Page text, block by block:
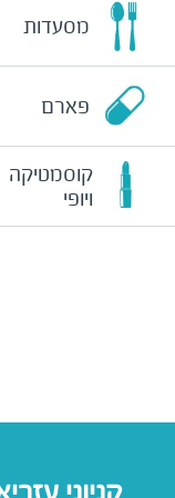
מסעדות
פארם
קוסמטיקה
ויופי
קניוני